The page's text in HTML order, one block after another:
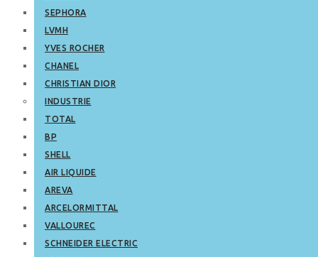
SEPHORA
LVMH
YVES ROCHER
CHANEL
CHRISTIAN DIOR
INDUSTRIE
TOTAL
BP
SHELL
AIR LIQUIDE
AREVA
ARCELORMITTAL
VALLOUREC
SCHNEIDER ELECTRIC